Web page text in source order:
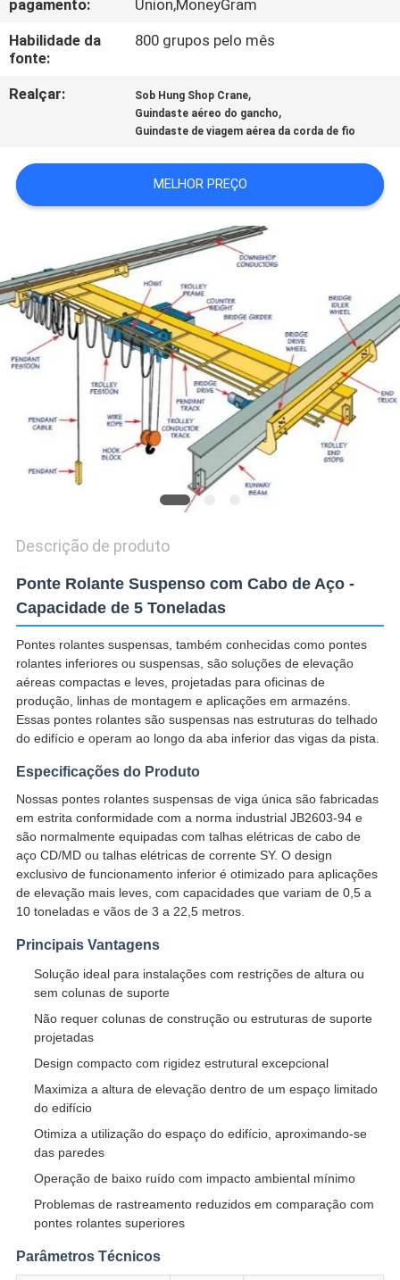
CITAÇÕES
DE
PRIVACIDADE
pagamento:
Union,MoneyGram
Habilidade da
fonte:
800 grupos pelo mês
Realçar: Sob Hung Shop Crane,
Guindaste aéreo do gancho,
Guindaste de viagem aérea da corda de fio
MELHOR PREÇO
Descrição de produto
Ponte Rolante Suspenso com Cabo de Aço -
Capacidade de 5 Toneladas
Pontes rolantes suspensas, também conhecidas como pontes
rolantes inferiores ou suspensas, são soluções de elevação
aéreas compactas e leves, projetadas para oficinas de
produção, linhas de montagem e aplicações em armazéns.
Essas pontes rolantes são suspensas nas estruturas do telhado
do edifício e operam ao longo da aba inferior das vigas da pista.
Especificações do Produto
Nossas pontes rolantes suspensas de viga única são fabricadas
em estrita conformidade com a norma industrial JB2603-94 e
são normalmente equipadas com talhas elétricas de cabo de
aço CD/MD ou talhas elétricas de corrente SY. O design
exclusivo de funcionamento inferior é otimizado para aplicações
de elevação mais leves, com capacidades que variam de 0,5 a
10 toneladas e vãos de 3 a 22,5 metros.
Principais Vantagens
Solução ideal para instalações com restrições de altura ou
sem colunas de suporte
Não requer colunas de construção ou estruturas de suporte
projetadas
Design compacto com rigidez estrutural excepcional
Maximiza a altura de elevação dentro de um espaço limitado
do edifício
Otimiza a utilização do espaço do edifício, aproximando-se
das paredes
Operação de baixo ruído com impacto ambiental mínimo
Problemas de rastreamento reduzidos em comparação com
pontes rolantes superiores
Parâmetros Técnicos